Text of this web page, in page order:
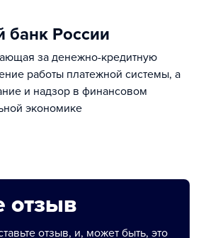
банк России
за денежно-кредитную
работы платежной системы, а
и надзор в финансовом
экономике
отзыв
отзыв, и, может быть, это